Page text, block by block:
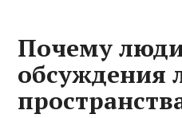
Почему
обсуждения